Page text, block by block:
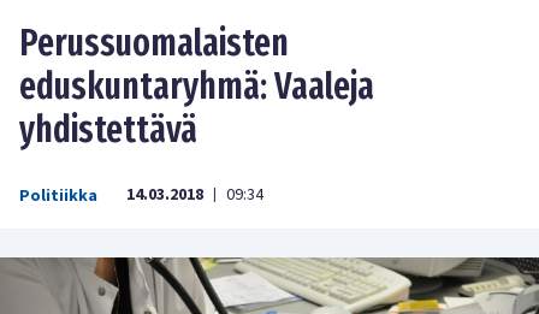
Perussuomalaisten
eduskuntaryhmä: Vaaleja
yhdistettävä
Politiikka 14.03.2018 | 09:34